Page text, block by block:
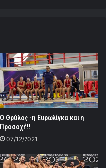
Ο Θρύλος -η Ευρωλίγκα και η
Προσοχή!!
07/12/2021